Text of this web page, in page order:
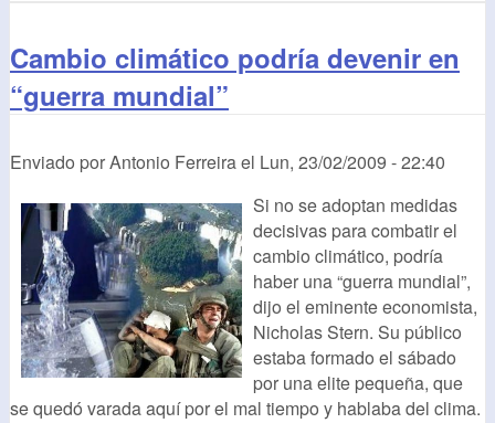
Cambio climático podría devenir en
“guerra mundial”
Enviado porAntonio Ferreirael Lun, 23/02/2009 - 22:40
Si no se adoptan medidas
decisivas para combatir el
cambio climático, podría
haber una “guerra mundial”,
dijo el eminente economista,
Nicholas Stern. Su público
estaba formado el sábado
por una elite pequeña, que
se quedó varada aquí por el mal tiempo y hablaba del clima.